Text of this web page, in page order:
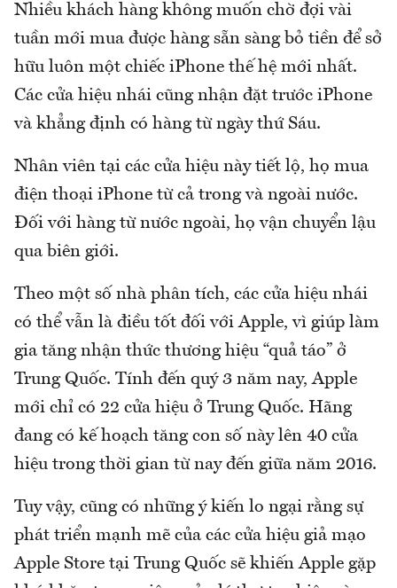
Nhiều khách hàng không muốn chờ đợi vài
tuần mới mua được hàng sẵn sàng bỏ tiền để sở
hữu luôn một chiếc iPhone thế hệ mới nhất.
Các cửa hiệu nhái cũng nhận đặt trước iPhone
và khẳng định có hàng từ ngày thứ Sáu.
Nhân viên tại các cửa hiệu này tiết lộ, họ mua
điện thoại iPhone từ cả trong và ngoài nước.
Đối với hàng từ nước ngoài, họ vận chuyển lậu
qua biên giới.
Theo một số nhà phân tích, các cửa hiệu nhái
có thể vẫn là điều tốt đối với Apple, vì giúp làm
gia tăng nhận thức thương hiệu “quả táo” ở
Trung Quốc. Tính đến quý 3 năm nay, Apple
mới chỉ có 22 cửa hiệu ở Trung Quốc. Hãng
đang có kế hoạch tăng con số này lên 40 cửa
hiệu trong thời gian từ nay đến giữa năm 2016.
Tuy vậy, cũng có những ý kiến lo ngại rằng sự
phát triển mạnh mẽ của các cửa hiệu giả mạo
Apple Store tại Trung Quốc sẽ khiến Apple gặp